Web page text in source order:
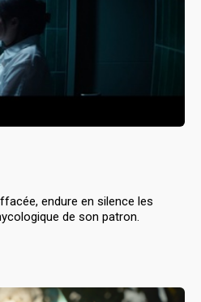
endure en silence les
de son patron.